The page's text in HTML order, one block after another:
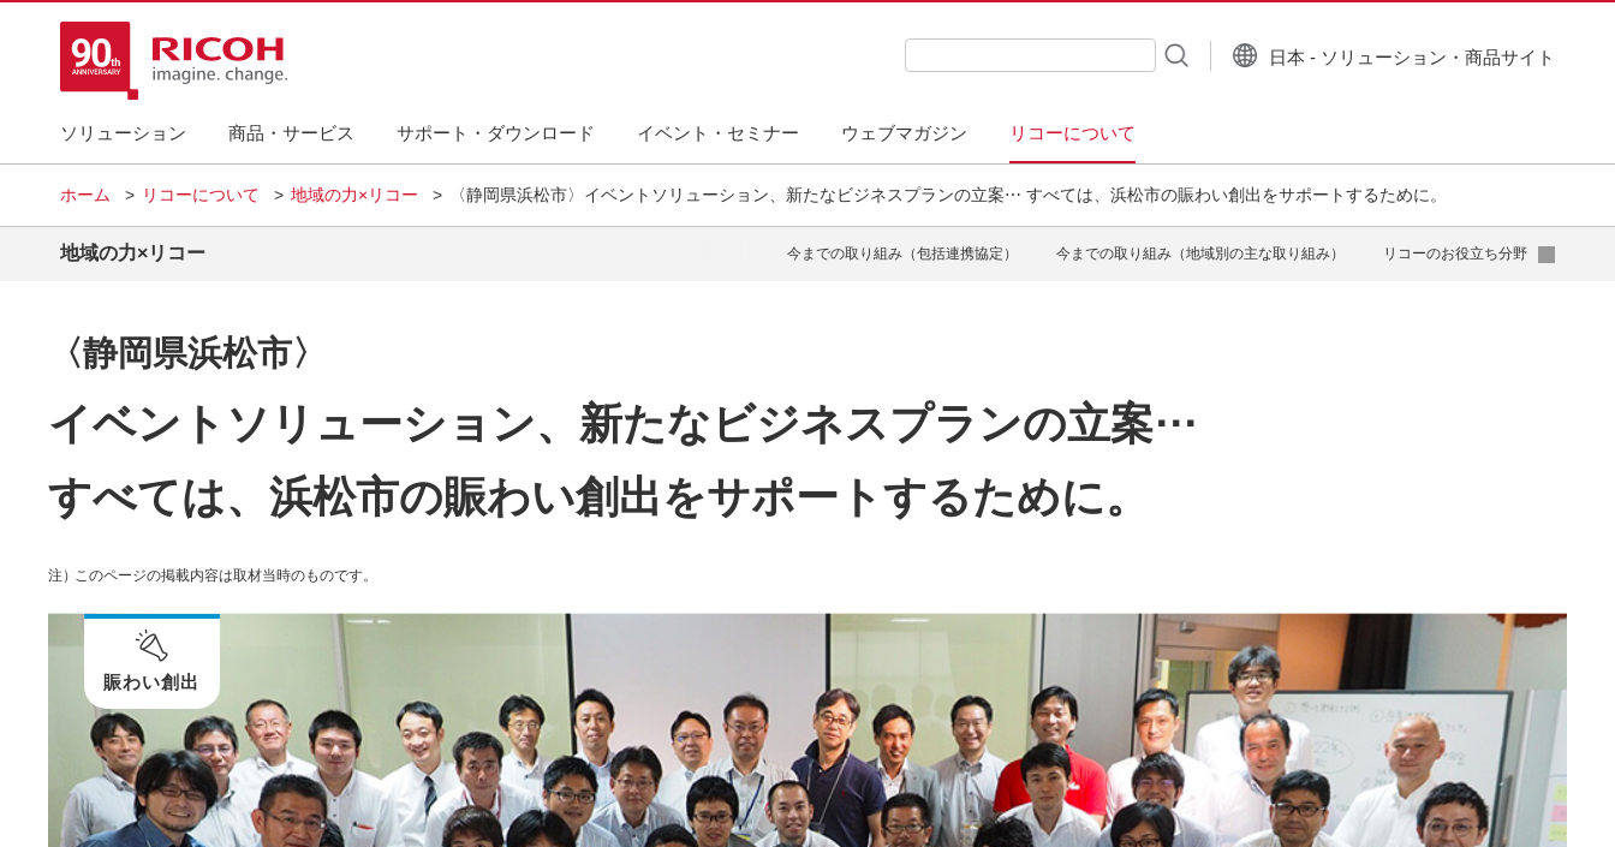
ソリューション 商品・サービス サポート・ダウンロード イベント・セミナー ウェブマガジン リコーについて
検索キーワード入力
日本 - ソリューション・商品サイト
ホーム リコーについて 地域の力×リコー 〈静岡県浜松市〉イベントソリューション、新たなビジネスプランの立案⋯ すべては、浜松市の賑わい創出をサポートするために。
地域の力×リコー 今までの取り組み（包括連携協定） 今までの取り組み（地域別の主な取り組み） リコーのお役立ち分野
〈静岡県浜松市〉
イベントソリューション、新たなビジネスプランの立案⋯
すべては、浜松市の賑わい創出をサポートするために。
注）このページの掲載内容は取材当時のものです。
賑わい創出